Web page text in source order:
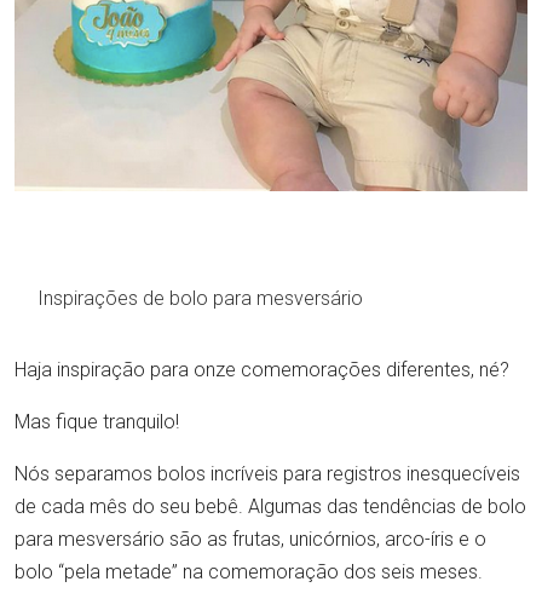
Inspirações de bolo para mesversário
Haja inspiração para onze comemorações diferentes, né?
Mas fique tranquilo!
Nós separamos bolos incríveis para registros inesquecíveis
de cada mês do seu bebê. Algumas das tendências de bolo
para mesversário são as frutas, unicórnios, arco-íris e o
bolo “pela metade” na comemoração dos seis meses.